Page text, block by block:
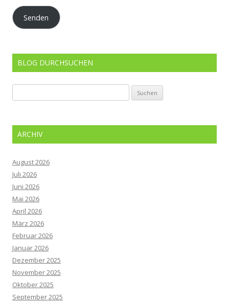
Adresse
Senden
BLOG DURCHSUCHEN
nach:
ARCHIV
August 2026
Juli 2026
Juni 2026
Mai 2026
April 2026
März 2026
Februar 2026
Januar 2026
Dezember 2025
November 2025
Oktober 2025
September 2025